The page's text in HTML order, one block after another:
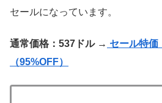
セールになっています。
通常価格：537ドル → セール特価
（95%OFF）